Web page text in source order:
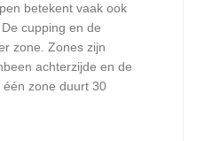
betekent vaak ook
cupping en de
zone. Zones zijn
achterzijde en de
één zone duurt 30